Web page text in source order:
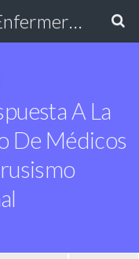
Excmo. Colegio de Enfermería de Cádiz
A La
De Médicos